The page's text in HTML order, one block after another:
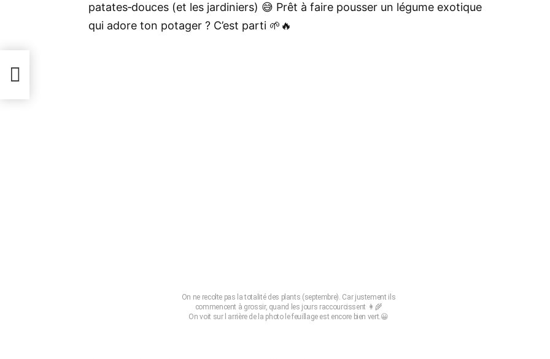
patates‑douces (et les jardiniers) 😅 Prêt à faire pousser un légume exotique
qui adore ton potager ? C’est parti 🌱🔥
On ne recolte pas la totalité des plants (septembre). Car justement ils
commencent à grossir, quand les jours raccourcissent 👩‍🌾
On voit sur l arrière de la photo le feuillage est encore bien vert.😀